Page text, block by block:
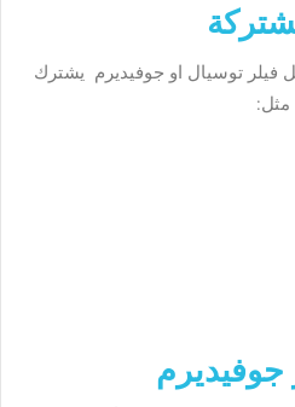
فيلر توسيال او جوفيديرم يشترك
مثل: